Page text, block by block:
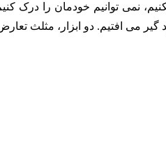
نمی توانیم خودمان را درک
می افتیم. دو ابزار، مثلث